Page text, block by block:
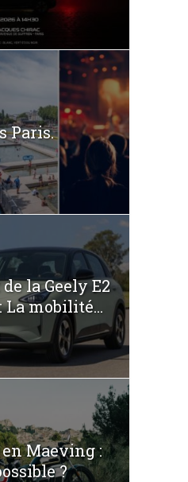
Paris.
la Geely E2
La mobilité...
Maeving :
?